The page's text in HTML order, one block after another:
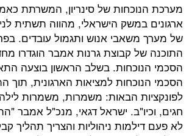
של סינריון, המשרתת כאמור אלפי
הישראלי, מהווה תשתית לניהול מושכל
אנוש ותגמול עובדים. בפרויקט שדרוג
קבוצת גרנות אמבר הוגדרו מחדש כלל
בשלב הראשון בוצעה התאמה בין
למציאות הארגונית, תוך התייחסות
הבאות: משמרות, משמרות לילה, נסיעות,
ישראל דגאי, מנכ"ל אמבר "התהליך הציף
ניהוליות והצריך תהליך קבלת